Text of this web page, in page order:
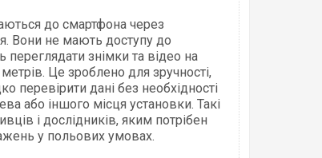
до смартфона через
Вони не мають доступу до
переглядати знімки та відео на
Це зроблено для зручності,
перевірити дані без необхідності
або іншого місця установки. Такі
і дослідників, яким потрібен
у польових умовах.